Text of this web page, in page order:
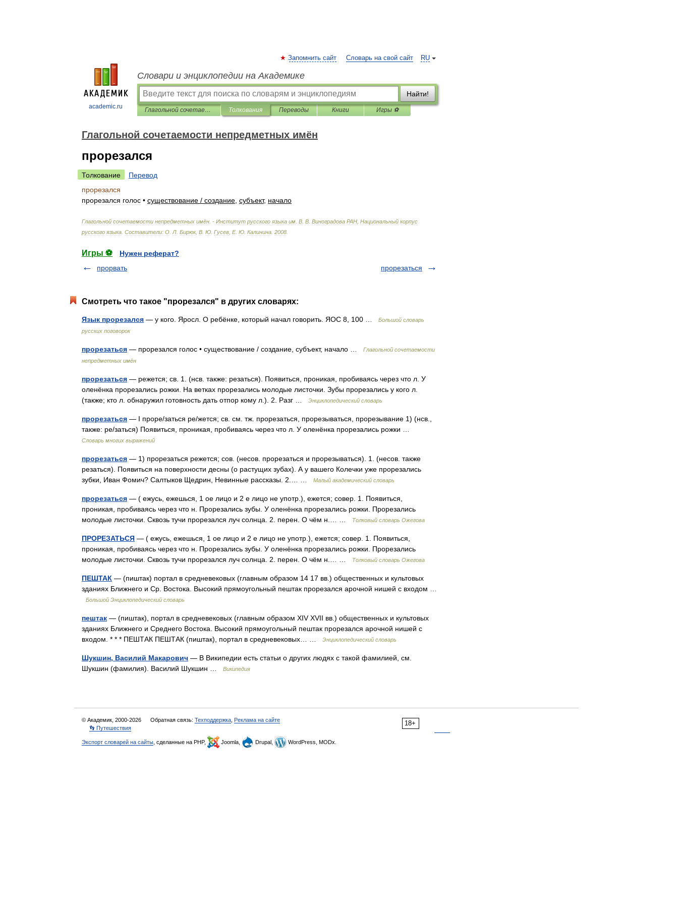
academic.ru
RU
Запомнить сайт Словарь на свой сайт
Словари и энциклопедии на Академике
Найти!
Глагольной сочетаемости непредметных имён Толкования Переводы Книги Игры ⚽
Глагольной сочетаемости непредметных имён
прорезался
Толкование
Перевод
прорезался
прорезался голос • существование / создание субъект, начало
Глагольной сочетаемости непредметных имён . - Институт русского языка им В В Виноградова РАН Национальный корпус
русского языка Составители: О Л Бирюк, В Ю Гусев Е. Ю Калинина 2008
Игры ⚽
Нужен реферат?
прорвать
прорезаться
Смотреть что такое "прорезался" в других словарях:
Язык прорезался — у кого. Яросл. О ребёнке, который начал говорить. ЯОС 8, 100 …
Большой словарь
русских поговорок
прорезаться — прорезался голос • существование / создание, субъект, начало …
Глагольной сочетаемости
непредметных имён
прорезаться — режется; св. 1. (нсв. также: резаться). Появиться, проникая, пробиваясь через что л. У
оленёнка прорезались рожки. На ветках прорезались молодые листочки. Зубы прорезались у кого л.
(также; кто л. обнаружил готовность дать отпор кому л.). 2. Разг …
Энциклопедический словарь
прорезаться — I проре/заться ре/жется; св. см. тж. прорезаться, прорезываться, прорезывание 1) (нсв.,
также: ре/заться) Появиться, проникая, пробиваясь через что л. У оленёнка прорезались рожки …
Словарь многих выражений
прорезаться — 1) прорезаться режется; сов. (несов. прорезаться и прорезываться). 1. (несов. также
резаться). Появиться на поверхности десны (о растущих зубах). А у вашего Колечки уже прорезались
зубки, Иван Фомич? Салтыков Щедрин, Невинные рассказы. 2.… …
Малый академический словарь
прорезаться — ( ежусь, ежешься, 1 ое лицо и 2 е лицо не употр.), ежется; совер. 1. Появиться,
проникая, пробиваясь через что н. Прорезались зубы. У оленёнка прорезались рожки. Прорезались
молодые листочки. Сквозь тучи прорезался луч солнца. 2. перен. О чём н.… …
Толковый словарь Ожегова
ПРОРЕЗАТЬСЯ — ( ежусь, ежешься, 1 ое лицо и 2 е лицо не употр.), ежется; совер. 1. Появиться,
проникая, пробиваясь через что н. Прорезались зубы. У оленёнка прорезались рожки. Прорезались
молодые листочки. Сквозь тучи прорезался луч солнца. 2. перен. О чём н.… …
Толковый словарь Ожегова
ПЕШТАК — (пиштак) портал в средневековых (главным образом 14 17 вв.) общественных и культовых
зданиях Ближнего и Ср. Востока. Высокий прямоугольный пештак прорезался арочной нишей с входом …
Большой Энциклопедический словарь
пештак — (пиштак), портал в средневековых (главным образом XIV XVII вв.) общественных и культовых
зданиях Ближнего и Среднего Востока. Высокий прямоугольный пештак прорезался арочной нишей с
входом. * * * ПЕШТАК ПЕШТАК (пиштак), портал в средневековых… …
Энциклопедический словарь
Шукшин, Василий Макарович — В Википедии есть статьи о других людях с такой фамилией, см.
Шукшин (фамилия). Василий Шукшин …
Википедия
18+
© Академик, 2000-2026 Обратная связь: Техподдержка Реклама на сайте
👣 Путешествия
Экспорт словарей на сайты , сделанные на PHP, Joomla, Drupal, WordPress, MODx.